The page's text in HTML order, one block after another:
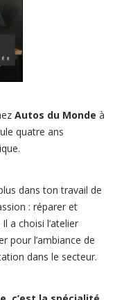
Autos du Monde à
quatre ans
dans ton travail de
: réparer et
a choisi l’atelier
pour l’ambiance de
dans le secteur.